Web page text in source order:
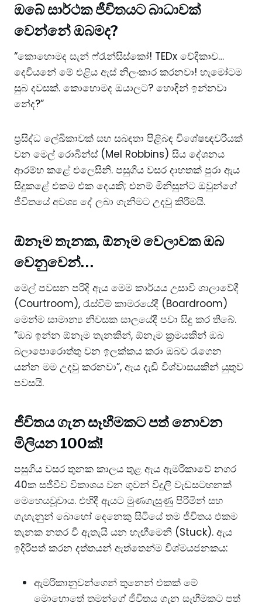
ඔබේ සාර්ථකජීවිතයට බාධාවක්
වෙන්නේ ඔබමද?
“කොහොමද සැන් ෆ්රැන්සිස්කෝ! TEDx වේදිකාව…
දෙවියනේ මේ එළිය ඇස් නිලංකාර කරනවා! හැමෝටම
සුබ දවසක්. කොහොමද ඔයාලට? හොඳින් ඉන්නවා
නේද?”
​ප්‍රසිද්ධ ලේඛිකාවක් සහ සබඳතා පිළිබඳ විශේෂඥවරියක්
වන මෙල් රොබින්ස් (Mel Robbins) සිය දේශනය
ආරම්භ කළේ එලෙසිනි. පසුගිය වසර දාහතක් පුරා ඇය
සිදුකළේ එකම එක දෙයකි; එනම් මිනිසුන්ට ඔවුන්ගේ
ජීවිතයේ අවශ්‍ය දේ ලබා ගැනීමට උදවු කිරීමයි.
​ඕනෑම තැනක, ඕනෑම වෙලාවක ඔබ
වෙනුවෙන්…
​මෙල් පවසන පරිදි ඇය මෙම කාර්යය උසාවි ශාලාවේදී
(Courtroom), රැස්වීම් කාමරයේදී (Boardroom)
මෙන්ම සාමාන්‍ය නිවසක සාලයේදී පවා සිදු කර තිබේ.
“ඔබ ඉන්න ඕනෑම තැනකින්, ඕනෑම ක්‍රමයකින් ඔබ
බලාපොරොත්තු වන ඉලක්කය කරා ඔබව රැගෙන
යන්න මම උදවු කරනවා”, ඇය දැඩි විශ්වාසයකින් යුතුව
පවසයි.
​ජීවිතය ගැන සෑහීමකට පත් නොවන
මිලියන 100ක්!
​පසුගිය වසර තුනක කාලය තුළ ඇය ඇමරිකාවේ නගර
40ක සජීවීව විකාශය වන ගුවන් විදුලි වැඩසටහනක්
මෙහෙයවූවාය. එහිදී ඇයට මුණගැසුණු පිරිමින් සහ
ගැහැනුන් බොහෝ දෙනෙකු සිටියේ තම ජීවිතය එකම
තැනක නතර වී ඇතැයි යන හැඟීමෙනි (Stuck). ​ඇය
ඉදිරිපත් කරන දත්තයන් ඇත්තෙන්ම විශ්මයජනකය:
​ඇමරිකානුවන්ගෙන් තුනෙන් එකක් මේ
මොහොතේ තමන්ගේ ජීවිතය ගැන සෑහීමකට පත්